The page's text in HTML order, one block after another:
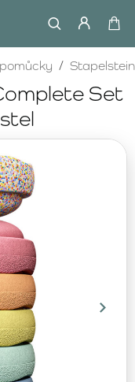
Set
Stapelstein